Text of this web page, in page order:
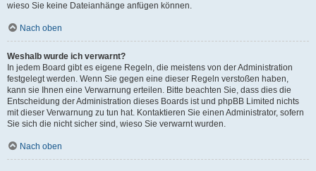
wieso Sie keine Dateianhänge anfügen können.
Nach oben
Weshalb wurde ich verwarnt?
In jedem Board gibt es eigene Regeln, die meistens von der Administration
festgelegt werden. Wenn Sie gegen eine dieser Regeln verstoßen haben,
kann sie Ihnen eine Verwarnung erteilen. Bitte beachten Sie, dass dies die
Entscheidung der Administration dieses Boards ist und phpBB Limited nichts
mit dieser Verwarnung zu tun hat. Kontaktieren Sie einen Administrator, sofern
Sie sich die nicht sicher sind, wieso Sie verwarnt wurden.
Nach oben